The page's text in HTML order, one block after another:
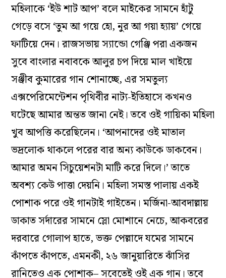
মহিলাকে ‘ইউ শাট আপ’ বলে মাইকের সামনে হাঁটু
গেড়ে বসে ‘তুম আ গয়ে হো, নুর আ গয়া হ্যায়’ গেয়ে
ফাটিয়ে দেন। রাজসভায় স্যান্ডো গেঞ্জি পরা একজন
সুবে বাংলার নবাবকে আলুর চপ দিয়ে মাল খাইয়ে
সঞ্জীব কুমারের গান শোনাচ্ছে, এর সমতুল্য
এক্সপেরিমেন্টেশন পৃথিবীর নাট্য-ইতিহাসে কখনও
ঘটেছে আমার অন্তত জানা নেই। তবে ওই গায়িকা মহিলা
খুব আপত্তি করেছিলেন। ‘আপনাদের ওই মাতাল
ভদ্রলোক থাকলে পরের বার অন্য কাউকে ডাকবেন।
আমার অমন সিচুয়েশনটা মাটি করে দিলে।’ তাতে
অবশ্য কেউ পাত্তা দেয়নি। মহিলা সমস্ত পালায় একই
পোশাক পরে ওই গানটাই গাইতেন। মর্জিনা-আবদাল্লায়
ডাকাত সর্দারের সামনে স্লো মোশানে নেচে, আকবরের
দরবারে গোলাপ হাতে, ভক্ত পেল্লাদে যমের সামনে
কাঁপতে কাঁপতে, এমনকী, ২৬ জানুয়ারিতে ঝাঁসির
রানিতেও এক পোশাক– সবেতেই ওই এক গান। তবে